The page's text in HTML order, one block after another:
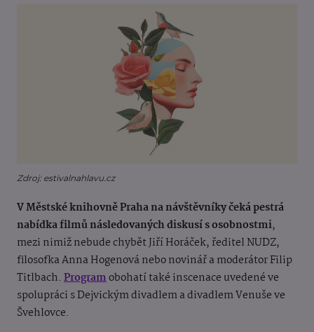
Zdroj: estivalnahlavu.cz
V Městské knihovně Praha na návštěvníky čeká pestrá
nabídka filmů následovaných diskusí s osobnostmi,
mezi nimiž nebude chybět Jiří Horáček, ředitel NUDZ,
filosofka Anna Hogenová nebo novinář a moderátor Filip
Titlbach. Programobohatí také inscenace uvedené ve
spolupráci s Dejvickým divadlem a divadlem Venuše ve
Švehlovce.